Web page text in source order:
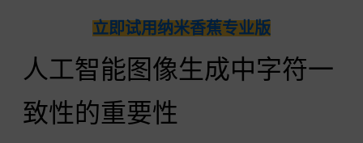
立即试用纳米香蕉专业版
人工智能图像生成中字符一
致性的重要性